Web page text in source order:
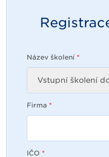
Název školení *
Firma *
IČO *